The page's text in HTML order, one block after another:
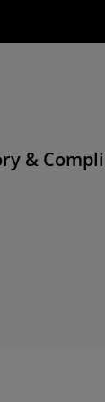
&